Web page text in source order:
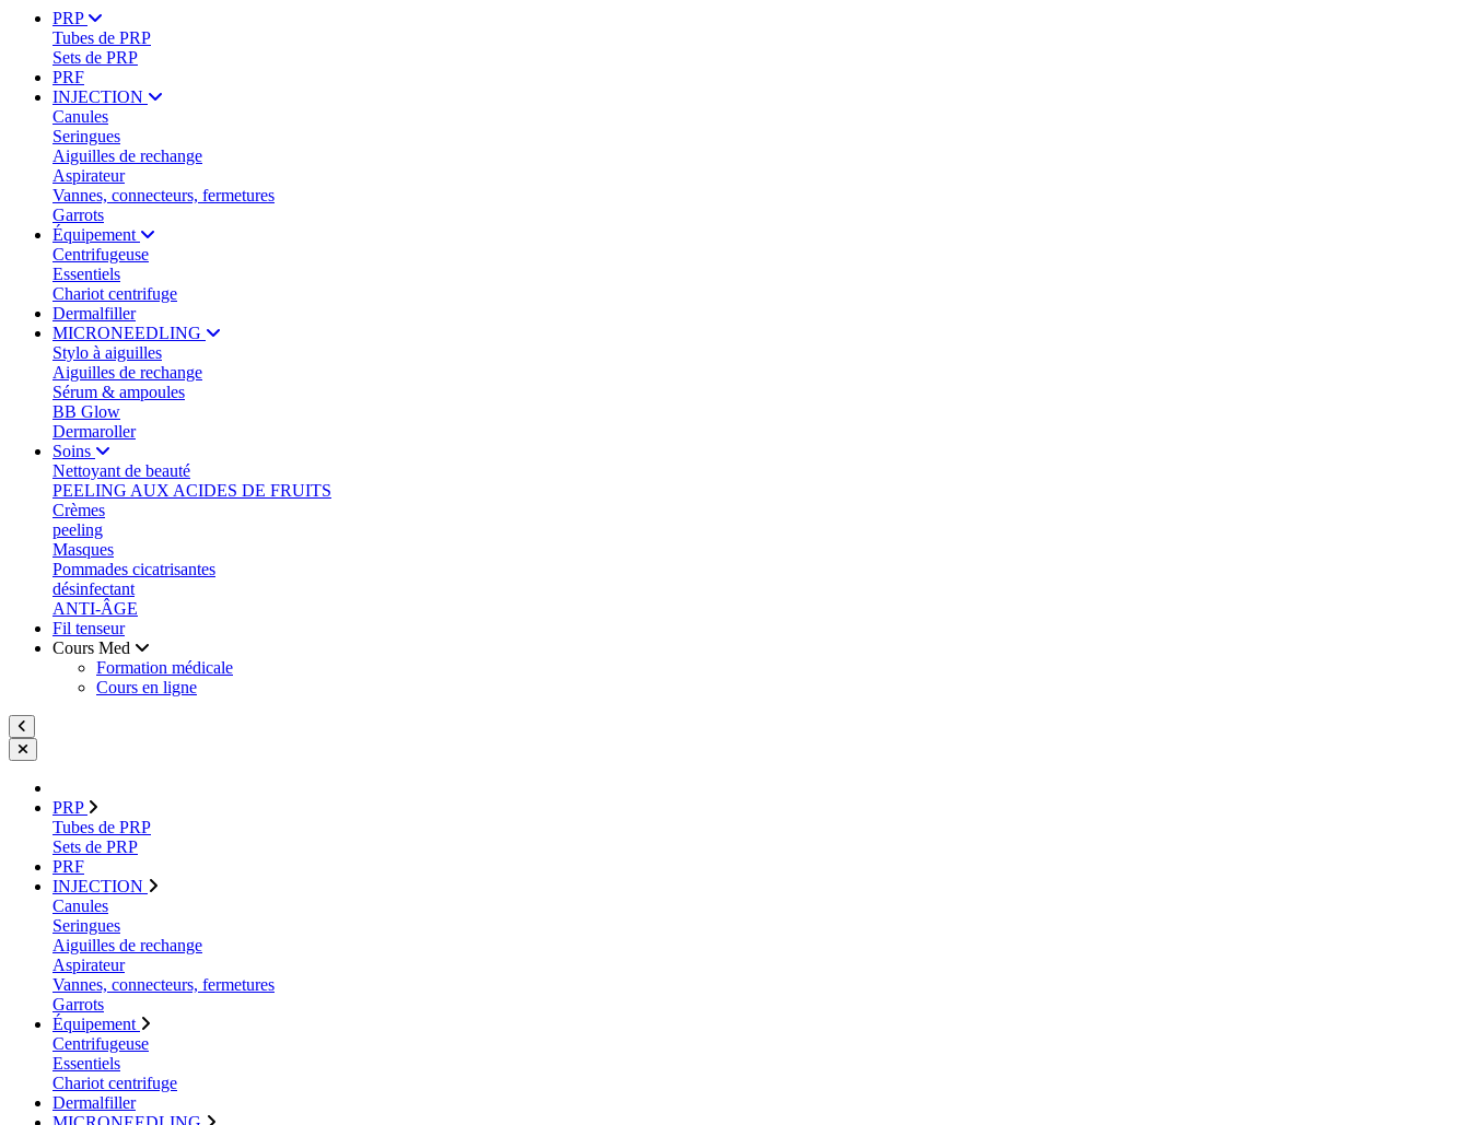
PRP
Tubes de PRP
Sets de PRP
PRF
INJECTION
Canules
Seringues
Aiguilles de rechange
Aspirateur
Vannes, connecteurs, fermetures
Garrots
Équipement
Centrifugeuse
Essentiels
Chariot centrifuge
Dermalfiller
MICRONEEDLING
Stylo à aiguilles
Aiguilles de rechange
Sérum & ampoules
BB Glow
Dermaroller
Soins
Nettoyant de beauté
PEELING AUX ACIDES DE FRUITS
Crèmes
peeling
Masques
Pommades cicatrisantes
désinfectant
ANTI-ÂGE
Fil tenseur
Cours Med
Formation médicale
Cours en ligne
PRP
Tubes de PRP
Sets de PRP
PRF
INJECTION
Canules
Seringues
Aiguilles de rechange
Aspirateur
Vannes, connecteurs, fermetures
Garrots
Équipement
Centrifugeuse
Essentiels
Chariot centrifuge
Dermalfiller